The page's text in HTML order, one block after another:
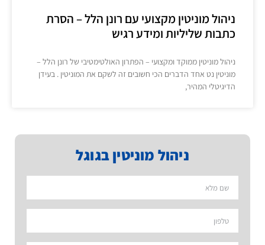
ניהול מוניטין בגוגל
ניהול מוניטין מקצועי עם רונן הלל – הסרת
כתבות שליליות ומידע רגיש
ניהול מוניטין ממוקד ומקצועי – הפתרון האולטימטיבי של רונן הלל –
מוניטין נט אחד הדברים הכי חשובים זה לשקם את המוניטין . בעידן
הדיגיטלי המהיר,